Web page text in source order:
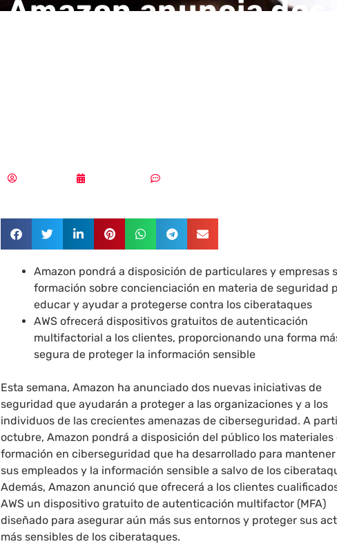
Amazon anuncia dos
Amazon pondrá a disposición de particulares y empresas
formación sobre concienciación en materia de seguridad
educar y ayudar a protegerse contra los ciberataques
AWS ofrecerá dispositivos gratuitos de autenticación
multifactorial a los clientes, proporcionando una forma
segura de proteger la información sensible
Esta semana, Amazon ha anunciado dos nuevas iniciativas de
seguridad que ayudarán a proteger a las organizaciones y a los
individuos de las crecientes amenazas de ciberseguridad. A
octubre, Amazon pondrá a disposición del público los materiales
formación en ciberseguridad que ha desarrollado para mantener
sus empleados y la información sensible a salvo de los
Además, Amazon anunció que ofrecerá a los clientes
AWS un dispositivo gratuito de autenticación multifactor (MFA)
diseñado para asegurar aún más sus entornos y proteger sus
más sensibles de los ciberataques.